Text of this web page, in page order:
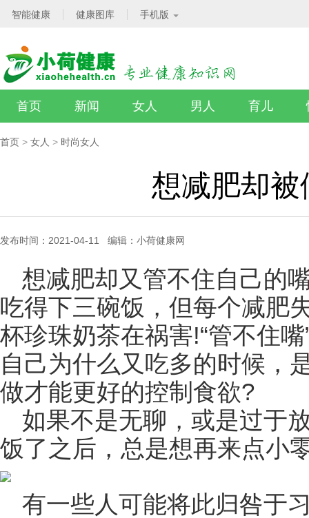
智能健康 健康图库 手机版
首页 新闻 女人 男人 育儿
首页 > 女人 > 时尚女人
想减肥却
发布时间：2021-04-11 编辑：小荷健康网
想减肥却又管不住自己的
吃得下三碗饭，但每个减肥
杯珍珠奶茶在祸害!“管不住
自己为什么又吃多的时候，
做才能更好的控制食欲?
如果不是无聊，或是过于
饭了之后，总是想再来点小
有一些人可能将此归咎于